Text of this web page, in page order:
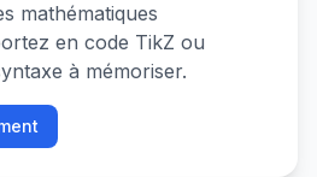
mathématiques
en code TikZ ou
à mémoriser.